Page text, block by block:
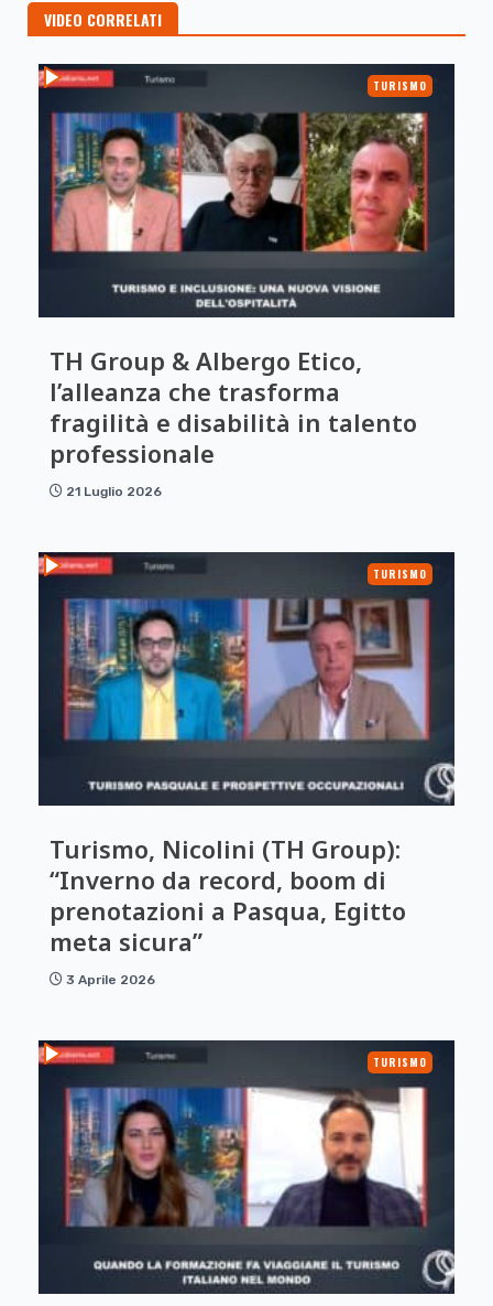
VIDEO CORRELATI
TURISMO
TH Group & Albergo Etico,
l’alleanza che trasforma
fragilità e disabilità in talento
professionale
21 Luglio 2026
TURISMO
Turismo, Nicolini (TH Group):
“Inverno da record, boom di
prenotazioni a Pasqua, Egitto
meta sicura”
3 Aprile 2026
TURISMO